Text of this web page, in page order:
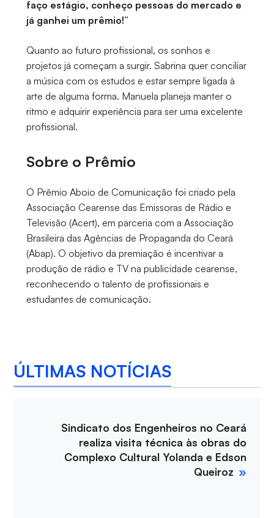
faço estágio, conheço pessoas do mercado e
já ganhei um prêmio!”
Quanto ao futuro profissional, os sonhos e
projetos já começam a surgir. Sabrina quer conciliar
a música com os estudos e estar sempre ligada à
arte de alguma forma. Manuela planeja manter o
ritmo e adquirir experiência para ser uma excelente
profissional.
Sobre o Prêmio
O Prêmio Aboio de Comunicação foi criado pela
Associação Cearense das Emissoras de Rádio e
Televisão (Acert), em parceria com a Associação
Brasileira das Agências de Propaganda do Ceará
(Abap). O objetivo da premiação é incentivar a
produção de rádio e TV na publicidade cearense,
reconhecendo o talento de profissionais e
estudantes de comunicação.
ÚLTIMAS NOTÍCIAS
Sindicato dos Engenheiros no Ceará
realiza visita técnica às obras do
Complexo Cultural Yolanda e Edson
Queiroz